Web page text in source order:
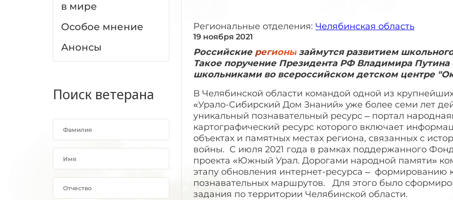
в мире
Особое мнение
Анонсы
Поиск ветерана
Региональные отделения: Челябинская область
19 ноября 2021
Российские регионы займутся развитием
Такое поручение Президента РФ Владимира Путина
школьниками во всероссийском детском центре
В Челябинской области командой одной из
«Урало-Сибирский Дом Знаний» уже более семи лет
уникальный познавательный ресурс – портал
картографический ресурс которого включает
объектах и памятных местах региона, связанных с
войны. С июля 2021 года в рамках поддержанного
проекта «Южный Урал. Дорогами народной памяти»
этапу обновления интернет-ресурса – формированию
познавательных маршрутов. Для этого было
задания по территории Челябинской области.